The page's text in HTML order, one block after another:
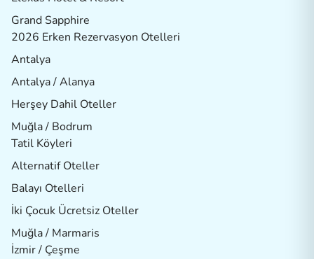
Grand Sapphire
2026 Erken Rezervasyon Otelleri
Antalya
Antalya / Alanya
Herşey Dahil Oteller
Muğla / Bodrum
Tatil Köyleri
Alternatif Oteller
Balayı Otelleri
İki Çocuk Ücretsiz Oteller
Muğla / Marmaris
İzmir / Çeşme